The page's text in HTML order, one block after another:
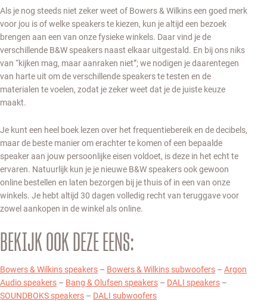
Als je nog steeds niet zeker weet of Bowers & Wilkins een goed merk
voor jou is of welke speakers te kiezen, kun je altijd een bezoek
brengen aan een van onze fysieke winkels. Daar vind je de
verschillende B&W speakers naast elkaar uitgestald. En bij ons niks
van “kijken mag, maar aanraken niet”; we nodigen je daarentegen
van harte uit om de verschillende speakers te testen en de
materialen te voelen, zodat je zeker weet dat je de juiste keuze
maakt.
Je kunt een heel boek lezen over het frequentiebereik en de decibels,
maar de beste manier om erachter te komen of een bepaalde
speaker aan jouw persoonlijke eisen voldoet, is deze in het echt te
ervaren. Natuurlijk kun je je nieuwe B&W speakers ook gewoon
online bestellen en laten bezorgen bij je thuis of in een van onze
winkels. Je hebt altijd 30 dagen volledig recht van teruggave voor
zowel aankopen in de winkel als online.
BEKIJK OOK DEZE EENS:
Bowers & Wilkins speakers – Bowers & Wilkins subwoofers – Argon
Audio speakers – Bang & Olufsen speakers – DALI speakers –
SOUNDBOKS speakers – DALI subwoofers